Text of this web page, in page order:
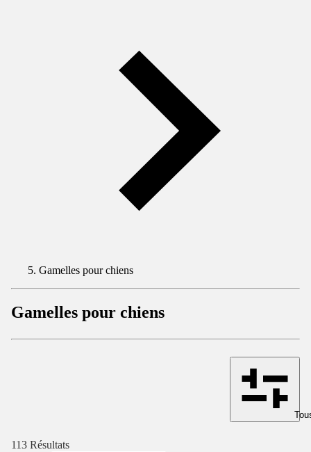
Gamelles pour chiens
Gamelles pour chiens
113 Résultats